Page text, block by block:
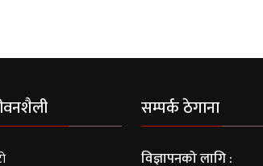
सम्पर्क ठेगाना
विज्ञापनको लागि :